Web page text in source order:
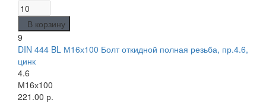
В корзину
9
DIN 444 BL М16х100 Болт откидной полная резьба, пр.4.6,
цинк
4.6
М16х100
221.00 р.